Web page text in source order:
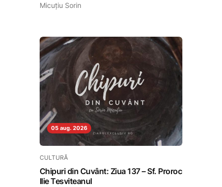
Micuțiu Sorin
05 aug. 2026
CULTURĂ
Chipuri din Cuvânt: Ziua 137 – Sf. Proroc
Ilie Tesviteanul